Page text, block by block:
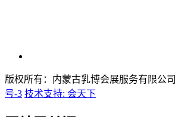
版权所有：内蒙古乳博会展服务有限公司
号-3 技术支持: 会天下